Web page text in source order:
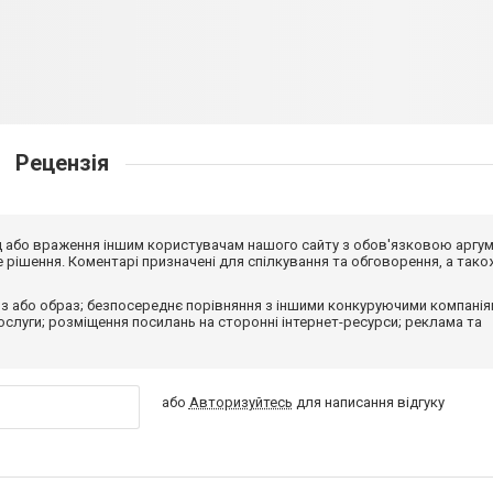
Рецензія
або враження іншим користувачам нашого сайту з обов'язковою
Коментарі призначені для спілкування та обговорення, а
або образ; безпосереднє порівняння з іншими конкуруючими
розміщення посилань на сторонні інтернет-ресурси; реклама та
або Авторизуйтесь для написання відгуку